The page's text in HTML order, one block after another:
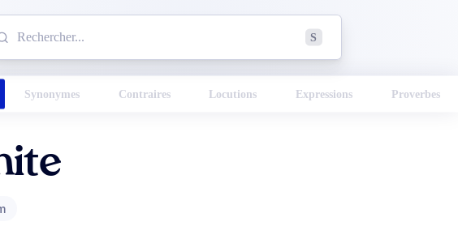
S
Synonymes Contraires Locutions Expressions Proverbes